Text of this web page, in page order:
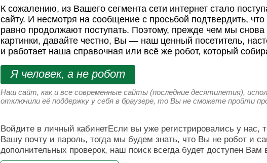
К сожалению, из Вашего сегмента сети интернет стало
сайту. И несмотря на сообщение с просьбой подтвердить,
равно продолжают поступать. Поэтому, прежде чем мы
картинки, давайте честно, Вы — наш ценный посетитель,
и работает наша справочная или всё же робот, который
Я человек, а не робот
Наш сайт, как и все современные сайты (последние десятилетия),
отключили её поддержку у себя в браузере, то Вы не сможете пройти
Войдите в личный кабинетЕсли вы уже регистрировались у нас,
Вашу почту и пароль, тогда мы будем знать, что Вы не робот и
дополнительных проверок, наш поиск всегда будет доступен